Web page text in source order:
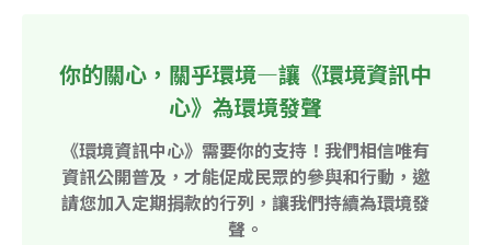
你的關心，關乎環境—讓《環境資訊中
心》為環境發聲
《環境資訊中心》需要你的支持！我們相信唯有
資訊公開普及，才能促成民眾的參與和行動，邀
請您加入定期捐款的行列，讓我們持續為環境發
聲。